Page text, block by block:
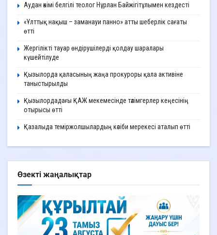
Аудан әкімі белгілі теолог Нұрлан Байжігітұлымен кездесті
«Ұлттық нақыш – заманауи панно» атты шеберлік сағаты
өтті
Жергілікті тауар өндірушілерді қолдау шаралары
күшейтілуде
Қызылорда қаласының жаңа прокуроры қала активіне
таныстырылды
Қызылордадағы ҚАЖ мекемесінде тәлімгерлер кеңесінің
отырысы өтті
Қазалыда теміржолшылардың кәсіби мерекесі аталып өтті
Өзекті жаңалықтар